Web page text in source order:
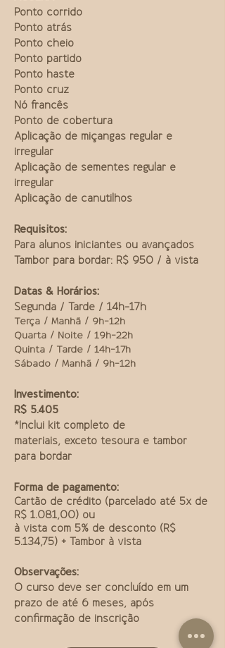
Ponto corrido
Ponto atrás
Ponto cheio
Ponto partido
Ponto haste
Ponto cruz
Nó francês
Ponto de cobertura
Aplicação de miçangas regular e
irregular
Aplicação de sementes regular e
irregular
Aplicação de canutilhos
Requisitos:
Para alunos iniciantes ou avançados
Tambor para bordar: R$ 950 / à vista
Datas & Horários:
Segunda / Tarde / 14h-17h
Terça / Manhã / 9h-12h
Quarta / Noite / 19h-22h
Quinta / Tarde / 14h-17h
Sábado / Manhã / 9h-12h
Investimento:
R$ 5.405
*Inclui kit completo de
materiais, exceto tesoura e tambor
para bordar
Forma de pagamento:
Cartão de crédito (parcelado até 5x de
R$ 1.081,00) ou
à vista com 5% de desconto (R$
5.134,75) + Tambor à vista
Observações:
O curso deve ser concluído em um
prazo de até 6 meses, após
confirmação de inscrição